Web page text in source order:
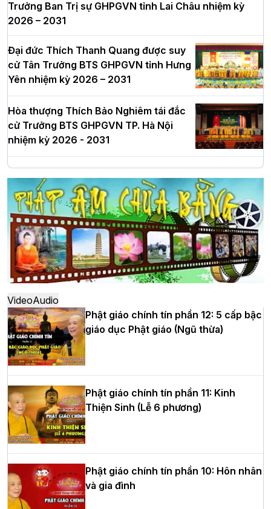
Trưởng Ban Trị sự GHPGVN tỉnh Lai Châu nhiệm kỳ
2026 – 2031
Đại đức Thích Thanh Quang được suy
cử Tân Trưởng BTS GHPGVN tỉnh Hưng
Yên nhiệm kỳ 2026 – 2031
Hòa thượng Thích Bảo Nghiêm tái đắc
cử Trưởng BTS GHPGVN TP. Hà Nội
nhiệm kỳ 2026 - 2031
Hà Nội: Long trọng lễ khởi công xây
dựng Trung tâm văn hóa Phật giáo Thủ
đô
Hà Nội: Ngày tu học cuối cùng khép lại
khóa sinh hoạt Phật pháp mùa hè lần
thứ XIV tại chùa Bằng
Học yêu thương trong ngày tu tập thứ
tư của Khóa sinh hoạt Phật pháp mùa
hè tại chùa Bằng
HT.Thích Thọ Lạc được suy cử làm tân
Trưởng BTS GHPGVN tỉnh Nghệ An
Hòa thượng Thích Quảng Tùng tái đắc
VideoAudio
Phật giáo chính tín phần 12: 5 cấp bậc
giáo dục Phật giáo (Ngũ thừa)
Phật giáo chính tín phần 11: Kinh
Thiện Sinh (Lễ 6 phương)
Phật giáo chính tín phần 10: Hôn nhân
và gia đình